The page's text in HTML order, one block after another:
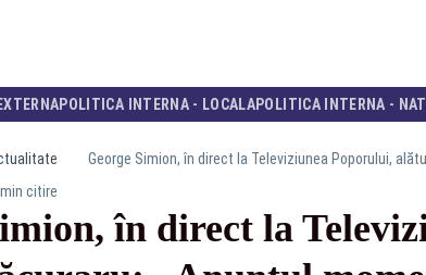
POLITICA INTERNA - LOCALAPOLITICA INTERNA -
George Simion, în direct la Televiziunea Poporului,
citire
în direct la